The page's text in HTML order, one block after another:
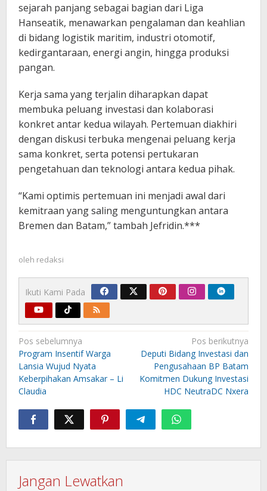
sejarah panjang sebagai bagian dari Liga
Hanseatik, menawarkan pengalaman dan keahlian
di bidang logistik maritim, industri otomotif,
kedirgantaraan, energi angin, hingga produksi
pangan.
Kerja sama yang terjalin diharapkan dapat
membuka peluang investasi dan kolaborasi
konkret antar kedua wilayah. Pertemuan diakhiri
dengan diskusi terbuka mengenai peluang kerja
sama konkret, serta potensi pertukaran
pengetahuan dan teknologi antara kedua pihak.
“Kami optimis pertemuan ini menjadi awal dari
kemitraan yang saling menguntungkan antara
Bremen dan Batam,” tambah Jefridin.***
oleh redaksi
Ikuti Kami Pada
Navigasi
pos
Pos sebelumnya
Program Insentif Warga
Lansia Wujud Nyata
Keberpihakan Amsakar – Li
Claudia
Pos berikutnya
Deputi Bidang Investasi dan
Pengusahaan BP Batam
Komitmen Dukung Investasi
HDC NeutraDC Nxera
Jangan Lewatkan